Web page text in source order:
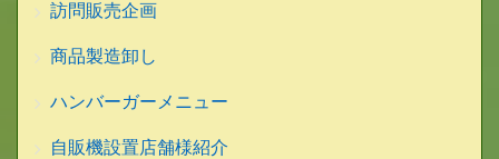
訪問販売企画
商品製造卸し
ハンバーガーメニュー
自販機設置店舗様紹介